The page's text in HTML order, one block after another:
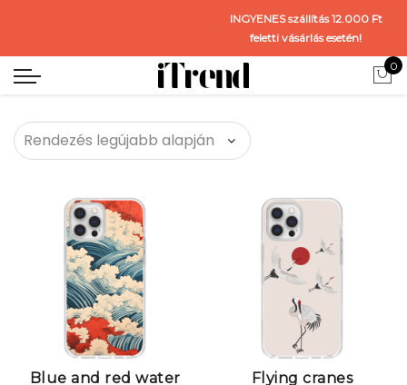
INGYENES szállítás 12.000 Ft
feletti vásárlás esetén!
0
Blue and red water Flying cranes